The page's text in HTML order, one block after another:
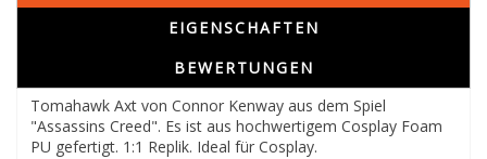
EIGENSCHAFTEN
BEWERTUNGEN
Tomahawk Axt von Connor Kenway aus dem Spiel
"Assassins Creed". Es ist aus hochwertigem Cosplay Foam
PU gefertigt. 1:1 Replik. Ideal für Cosplay.